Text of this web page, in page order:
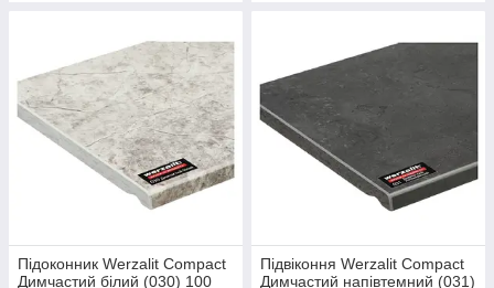
Підоконник Werzalit Compact
Димчастий білий (030) 100
Підвіконня Werzalit Compact
Димчастий напівтемний (031)